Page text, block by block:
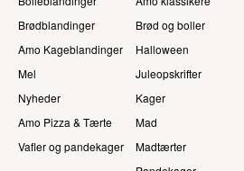
Brødblandinger
Amo Kageblandinger
Mel
Nyheder
Amo Pizza & Tærte
Vafler og pandekager
Brød og boller
Halloween
Juleopskrifter
Kager
Mad
Madtærter